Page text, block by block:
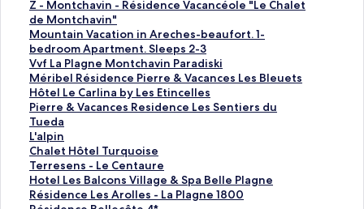
i
e
n
o
u
v
r
a
n
t
l
a
p
a
Z - Montchavin - Résidence Vacancéole "Le Chalet
de Montchavin"
L
i
e
n
o
u
v
r
a
n
t
l
a
p
Mountain Vacation in Areches-beaufort. 1-
bedroom Apartment. Sleeps 2-3
L
i
e
n
o
u
v
r
a
n
t
l
Vvf La Plagne Montchavin Paradiski
L
i
e
n
o
u
v
r
a
n
Méribel Résidence Pierre & Vacances Les Bleuets
L
i
e
n
o
u
v
r
a
Hôtel Le Carlina by Les Etincelles
L
i
e
n
o
u
v
r
Pierre & Vacances Residence Les Sentiers du
Tueda
L
i
e
n
o
u
v
L'alpin
L
i
e
n
o
Chalet Hôtel Turquoise
L
i
e
n
Terresens - Le Centaure
L
i
e
Hotel Les Balcons Village & Spa Belle Plagne
L
iRésidence Les Arolles - La Plagne 1800
L